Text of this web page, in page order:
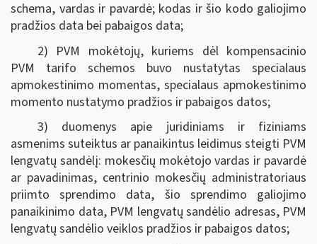
schema, vardas ir pavardė; kodas ir šio kodo galiojimo
pradžios data bei pabaigos data;
2) PVM mokėtojų, kuriems dėl kompensacinio
PVM tarifo schemos buvo nustatytas specialaus
apmokestinimo momentas, specialaus apmokestinimo
momento nustatymo pradžios ir pabaigos datos;
3) duomenys apie juridiniams ir fiziniams
asmenims suteiktus ar panaikintus leidimus steigti PVM
lengvatų sandėlį: mokesčių mokėtojo vardas ir pavardė
ar pavadinimas, centrinio mokesčių administratoriaus
priimto sprendimo data, šio sprendimo galiojimo
panaikinimo data, PVM lengvatų sandėlio adresas, PVM
lengvatų sandėlio veiklos pradžios ir pabaigos datos;